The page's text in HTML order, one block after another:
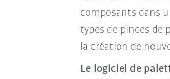
composants dans
types de pinces de
la création de
Le logiciel de